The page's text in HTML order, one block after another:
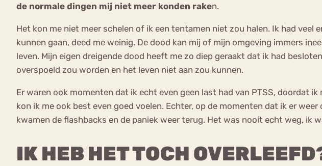
de normale dingen mij niet meer konden raken.
Het kon me niet meer schelen of ik een tentamen niet zou halen. Ik had
kunnen gaan, deed me weinig. De dood kan mij of mijn omgeving immers
leven. Mijn eigen dreigende dood heeft me zo diep geraakt dat ik had
overspoeld zou worden en het leven niet aan zou kunnen.
Er waren ook momenten dat ik echt even geen last had van PTSS, doordat
kon ik me ook best even goed voelen. Echter, op de momenten dat ik er
kwamen de flashbacks en de paniek weer terug. Het was nooit echt weg, ik
IK HEB HET TOCH